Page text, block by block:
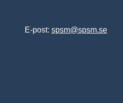
E-post: spsm@spsm.se